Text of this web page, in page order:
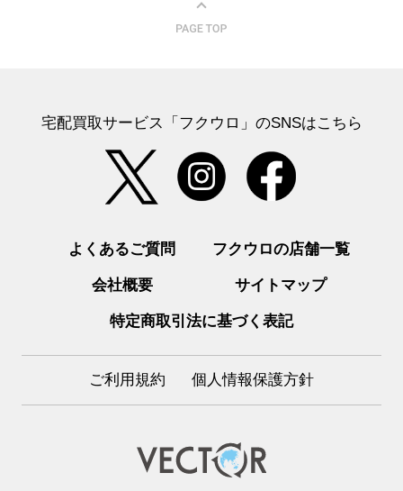
宅配買取サービス「フクウロ」のSNSはこちら
よくあるご質問 フクウロの店舗一覧
会社概要 サイトマップ
特定商取引法に基づく表記
ご利用規約 個人情報保護方針